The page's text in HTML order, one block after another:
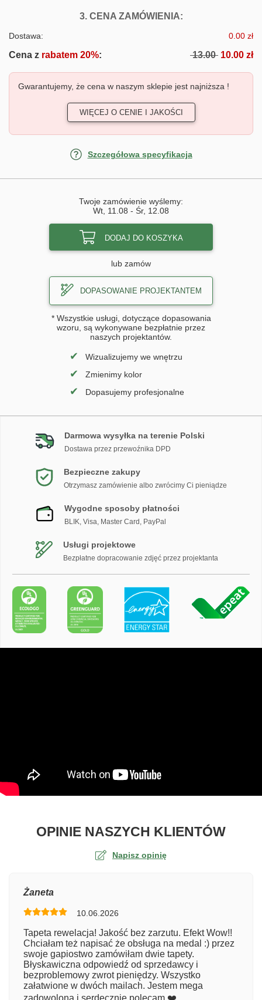
3. CENA ZAMÓWIENIA:FOTOTAPETY
Dostawa: 0.00 zł
Cena z rabatem 20%: 13.00 10.00 zł
Gwarantujemy, że cena w naszym sklepie jest najniższa !
WIĘCEJ O CENIE I JAKOŚCI
Szczegółowa specyfikacja
Twoje zamówienie wyślemy:
Wt, 11.08 - Śr, 12.08
DODAJ DO KOSZYKA
lub zamów
DOPASOWANIE PROJEKTANTEM
* Wszystkie usługi, dotyczące dopasowania
wzoru, są wykonywane bezpłatnie przez
naszych projektantów.
✔ Wizualizujemy we wnętrzu
✔ Zmienimy kolor
✔ Dopasujemy profesjonalne
Darmowa wysyłka na terenie Polski
Dostawa przez przewoźnika DPD
Bezpieczne zakupy
Otrzymasz zamówienie albo zwrócimy Ci pieniądze
Wygodne sposoby płatności
BLIK, Visa, Master Card, PayPal
Usługi projektowe
Bezpłatne dopracowanie zdjęć przez projektanta
OPINIE NASZYCH KLIENTÓWO
Napisz opinię
Numer zamówienia
Imię
Żaneta
10.06.2026
Tapeta rewelacja! Jakość bez zarzutu. Efekt Wow!!
Chciałam też napisać że obsługa na medal :) przez
swoje gapiostwo zamówiłam dwie tapety.
Błyskawiczna odpowiedź od sprzedawcy i
bezproblemowy zwrot pieniędzy. Wszystko
załatwione w dwóch mailach. Jestem mega
zadowolona i serdecznie polecam ❤️